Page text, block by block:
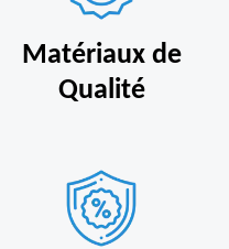
Matériaux de
Qualité